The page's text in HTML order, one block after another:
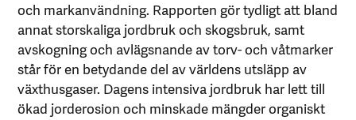
och markanvändning. Rapporten gör tydligt att bland
annat storskaliga jordbruk och skogsbruk, samt
avskogning och avlägsnande av torv- och våtmarker
står för en betydande del av världens utsläpp av
växthusgaser. Dagens intensiva jordbruk har lett till
ökad jorderosion och minskade mängder organiskt